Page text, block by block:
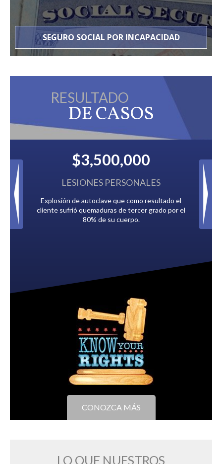
SEGURO SOCIAL POR INCAPACIDAD
RESULTADO
DE CASOS
$3,500,000
LESIONES PERSONALES
de autoclave que como resultado el
quemaduras de tercer grado por el
IMPUESTOS
Pagado por múltiples
debían a la
CONOZCA MÁS
LO QUE NUESTROS